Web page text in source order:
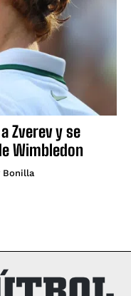
Zverev y se
Wimbledon
Bonilla